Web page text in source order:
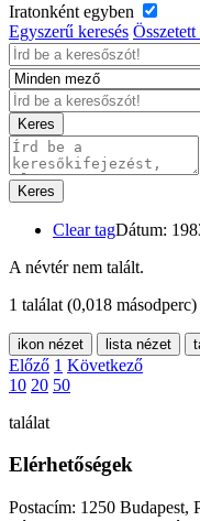
Iratonként egyben
Egyszerű keresés Összetett
Keres
Keres
Clear tagDátum:
A névtér nem talált.
1 találat (0,018 másodperc)
ikon nézet lista nézet
Előző 1 Következő
10 20 50
találat
Elérhetőségek
Postacím: 1250 Budapest,